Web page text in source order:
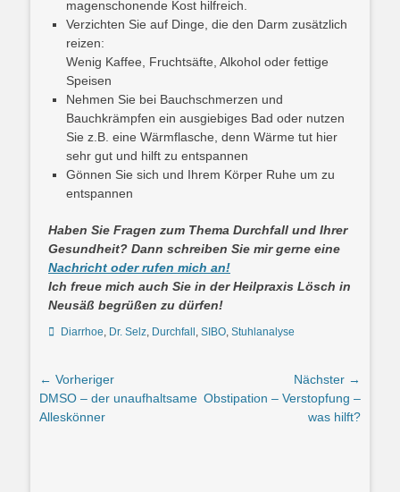
magenschonende Kost hilfreich.
Verzichten Sie auf Dinge, die den Darm zusätzlich
reizen:
Wenig Kaffee, Fruchtsäfte, Alkohol oder fettige
Speisen
Nehmen Sie bei Bauchschmerzen und
Bauchkrämpfen ein ausgiebiges Bad oder nutzen
Sie z.B. eine Wärmflasche, denn Wärme tut hier
sehr gut und hilft zu entspannen
Gönnen Sie sich und Ihrem Körper Ruhe um zu
entspannen
Haben Sie Fragen zum Thema Durchfall und Ihrer
Gesundheit? Dann schreiben Sie mir gerne eine
Nachricht oder rufen mich an!
Ich freue mich auch Sie in der Heilpraxis Lösch in
Neusäß begrüßen zu dürfen!
Schlagworte
Diarrhoe, Dr. Selz, Durchfall , SIBO, Stuhlanalyse
Beitrags-
Navigation
← Vorheriger
Vorheriger
Beitrag:
DMSO – der unaufhaltsame
Alleskönner
Nächster →
Nächster
Obstipation – Verstopfung –
was hilft?